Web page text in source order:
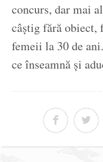
concurs, dar mai
câștig fără obiect,
femeii la 30 de
ce înseamnă și